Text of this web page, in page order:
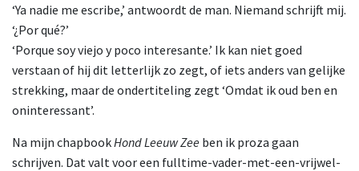
‘Ya nadie me escribe,’ antwoordt de man. Niemand schrijft mij.
‘¿Por qué?’
‘Porque soy viejo y poco interesante.’ Ik kan niet goed
verstaan of hij dit letterlijk zo zegt, of iets anders van gelijke
strekking, maar de ondertiteling zegt ‘Omdat ik oud ben en
oninteressant’.
Na mijn chapbookHond Leeuw Zee ben ik proza gaan
schrijven. Dat valt voor een fulltime-vader-met-een-vrijwel-